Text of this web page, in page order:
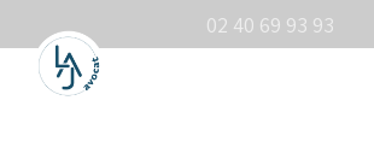
02 40 69 93 93